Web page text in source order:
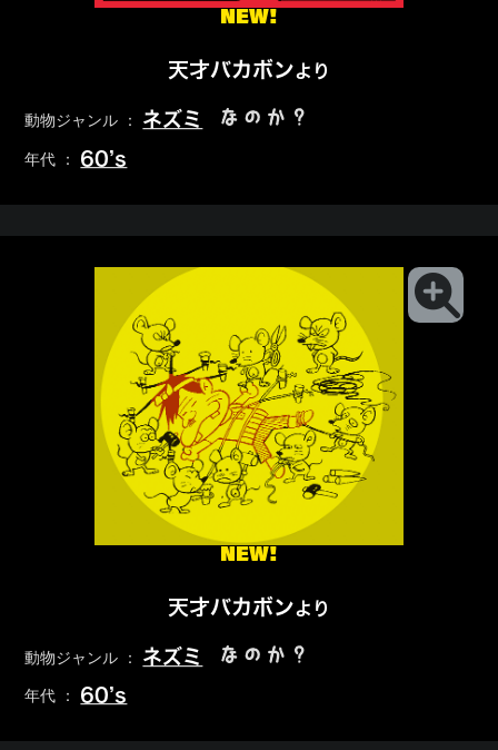
NEW!
天才バカボンより
動物ジャンル ： ネズミ なのか？
年代 ： 60’s
NEW!
天才バカボンより
動物ジャンル ： ネズミ なのか？
年代 ： 60’s